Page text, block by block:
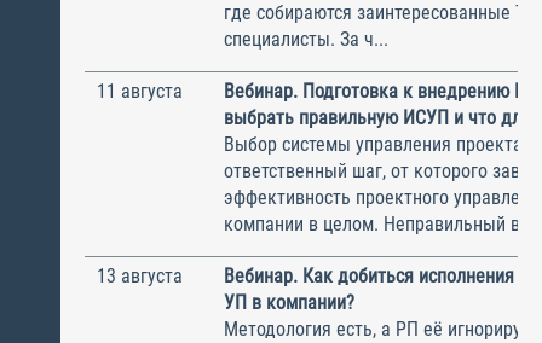
где собираются заинтересованные
специалисты. За ч...
11 августа
Вебинар. Подготовка к внедрению
выбрать правильную ИСУП и что для
Выбор системы управления
ответственный шаг, от которого
эффективность проектного
компании в целом. Неправильный
13 августа
Вебинар. Как добиться исполнения
УП в компании?
Методология есть, а РП её